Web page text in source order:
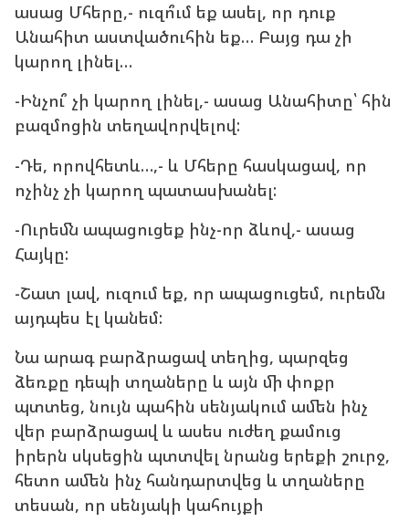
ասաց Մհերը,- ուզո՞ւմ եք ասել, որ դուք
Անահիտ աստվածուհին եք… Բայց դա չի
կարող լինել…
-Ինչու՞ չի կարող լինել,- ասաց Անահիտը՝ հին
բազմոցին տեղավորվելով:
-Դե, որովհետև…,- և Մհերը հասկացավ, որ
ոչինչ չի կարող պատասխանել:
-Ուրեմն ապացուցեք ինչ-որ ձևով,- ասաց
Հայկը:
-Շատ լավ, ուզում եք, որ ապացուցեմ, ուրեմն
այդպես էլ կանեմ:
Նա արագ բարձրացավ տեղից, պարզեց
ձեռքը դեպի տղաները և այն մի փոքր
պտտեց, նույն պահին սենյակում ամեն ինչ
վեր բարձրացավ և ասես ուժեղ քամուց
իրերն սկսեցին պտտվել նրանց երեքի շուրջ,
հետո ամեն ինչ հանդարտվեց և տղաները
տեսան, որ սենյակի կահույքի